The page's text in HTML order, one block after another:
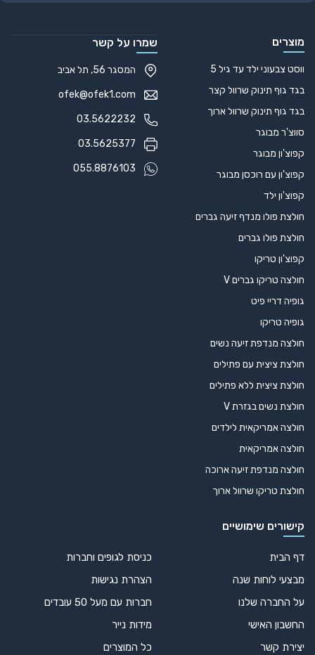
מוצרים
ווסט צבעוני ילד עד גיל 5
בגד גוף תינוק שרוול קצר
בגד גוף תינוק שרוול ארוך
סווצ'ר מבוגר
קפוצ'ון מבוגר
קפוצ'ון עם רוכסן מבוגר
קפוצ'ון ילד
חולצת פולו מנדף זיעה גברים
חולצת פולו גברים
קפוצ'ון טריקו
חולצה טריקו גברים V
גופיה דריי פיט
גופיה טריקו
חולצה מנדפת זיעה נשים
חולצת ציצית עם פתילים
חולצת ציצית ללא פתילים
חולצת נשים בגזרת V
חולצה אמריקאית לילדים
חולצה אמריקאית
חולצה מנדפת זיעה ארוכה
חולצת טריקו שרוול ארוך
קישורים שימושיים
דף הבית
מבצעי לוחות שנה
על החברה שלנו
החשבון האישי
יצירת קשר
כניסת לגופים וחברות
הצהרת נגישות
חברות עם מעל 50 עובדים
מידות נייר
כל המוצרים
שמרו על קשר
המסגר 56, תל אביב
ofek@ofek1.com
03.5622232
03.5625377
055.8876103